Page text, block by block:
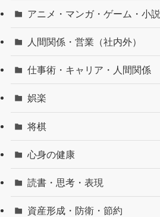
アニメ・マンガ・ゲーム・小説
人間関係・営業（社内外）
仕事術・キャリア・人間関係
娯楽
将棋
心身の健康
読書・思考・表現
資産形成・防衛・節約